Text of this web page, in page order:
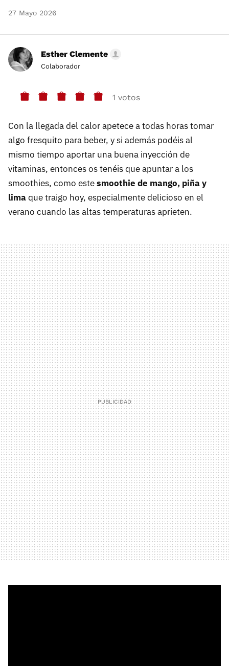
27 Mayo 2026
Esther Clemente
Colaborador
1 votos
Con la llegada del calor apetece a todas horas tomar
algo fresquito para beber, y si además podéis al
mismo tiempo aportar una buena inyección de
vitaminas, entonces os tenéis que apuntar a los
smoothies, como estesmoothie de mango, piña y
limaque traigo hoy, especialmente delicioso en el
verano cuando las altas temperaturas aprieten.